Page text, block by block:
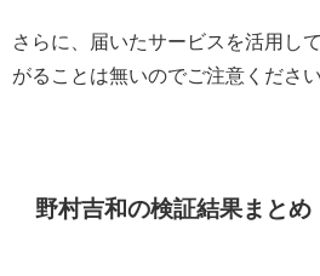
さらに、届いたサービスを活用し
がることは無いのでご注意ください
野村吉和の検証結果まとめ